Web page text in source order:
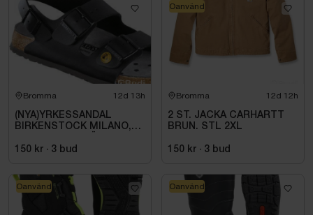
Bromma 12d 13h
(NYA)YRKESSANDAL
BIRKENSTOCK MILANO,
SVART. STL 42
150 kr · 3 bud
Bromma 12d 12h
2 ST. JACKA CARHARTT
BRUN. STL 2XL
150 kr · 3 bud
Oanvänd
Oanvänd Oanvänd